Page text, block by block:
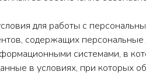
для работы с
содержащих
системами, в
в условиях, при которых